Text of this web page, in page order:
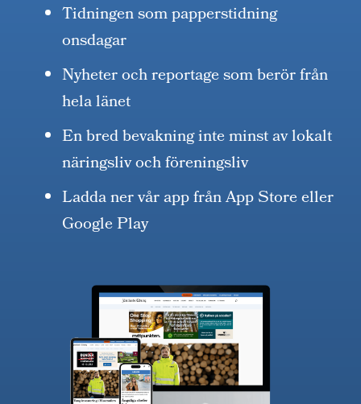
Tidningen som papperstidning
onsdagar
Nyheter och reportage som berör från
hela länet
En bred bevakning inte minst av lokalt
näringsliv och föreningsliv
Ladda ner vår app från App Store eller
Google Play